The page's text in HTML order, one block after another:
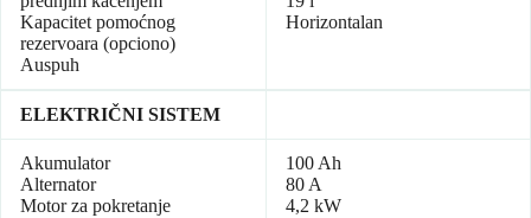
Kapacitet pomoćnog
rezervoara (opciono)
Auspuh
Horizontalan
ELEKTRIČNI SISTEM
Akumulator
Alternator
Motor za pokretanje
100 Ah
80 A
4,2 kW